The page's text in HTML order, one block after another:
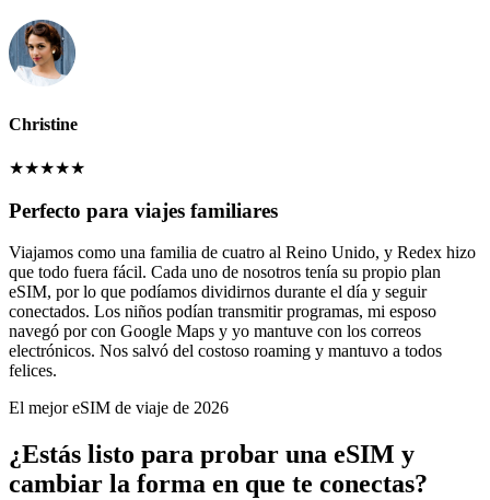
Christine
★★★★★
Perfecto para viajes familiares
Viajamos como una familia de cuatro al Reino Unido, y Redex hizo
que todo fuera fácil. Cada uno de nosotros tenía su propio plan
eSIM, por lo que podíamos dividirnos durante el día y seguir
conectados. Los niños podían transmitir programas, mi esposo
navegó por con Google Maps y yo mantuve con los correos
electrónicos. Nos salvó del costoso roaming y mantuvo a todos
felices.
El mejor eSIM de viaje de 2026
¿Estás listo para probar una eSIM y
cambiar la forma en que te conectas?